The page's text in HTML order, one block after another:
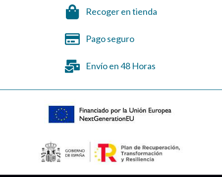
Recoger en tienda
Pago seguro
Envío en 48 Horas